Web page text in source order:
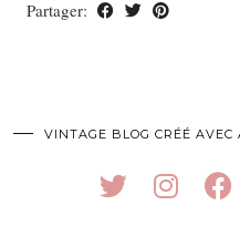
Partager:
VINTAGE BLOG CRÉÉ